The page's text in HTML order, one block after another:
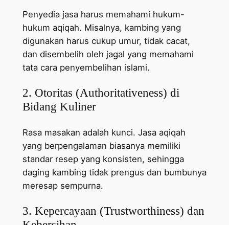
Penyedia jasa harus memahami hukum-
hukum aqiqah. Misalnya, kambing yang
digunakan harus cukup umur, tidak cacat,
dan disembelih oleh jagal yang memahami
tata cara penyembelihan islami.
2. Otoritas (Authoritativeness) di
Bidang Kuliner
Rasa masakan adalah kunci. Jasa aqiqah
yang berpengalaman biasanya memiliki
standar resep yang konsisten, sehingga
daging kambing tidak prengus dan bumbunya
meresap sempurna.
3. Kepercayaan (Trustworthiness) dan